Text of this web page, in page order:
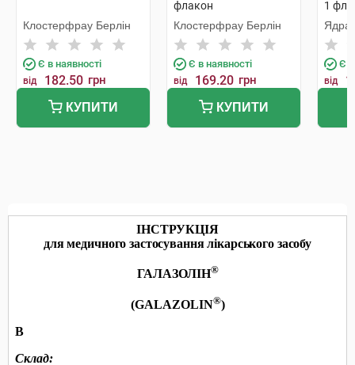
Клостерфрау Берлін
Є в наявності
від 182.50 грн
КУПИТИ
флакон
Клостерфрау Берлін
Є в наявності
від 169.20 грн
КУПИТИ
1
Є в
від